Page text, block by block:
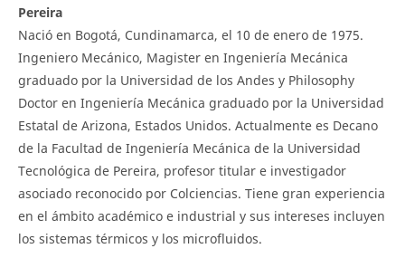
Pereira
Nació en Bogotá, Cundinamarca, el 10 de enero de 1975.
Ingeniero Mecánico, Magister en Ingeniería Mecánica
graduado por la Universidad de los Andes y Philosophy
Doctor en Ingeniería Mecánica graduado por la Universidad
Estatal de Arizona, Estados Unidos. Actualmente es Decano
de la Facultad de Ingeniería Mecánica de la Universidad
Tecnológica de Pereira, profesor titular e investigador
asociado reconocido por Colciencias. Tiene gran experiencia
en el ámbito académico e industrial y sus intereses incluyen
los sistemas térmicos y los microfluidos.